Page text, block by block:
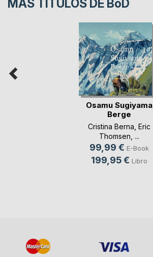
MÁS TÍTULOS DE BoD
Osamu Sugiyama
Berge
Cristina Berna Eric
Thomsen , ...
99,99 € E-Book
199,95 € Libro